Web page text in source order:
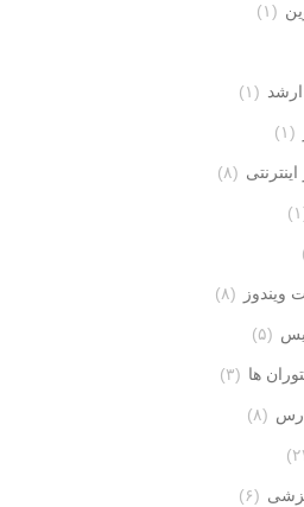
(۱)
(۱)
(۱)
(۸)
ویندوز (۸)
(۵)
ها (۳)
(۸)
(۶)